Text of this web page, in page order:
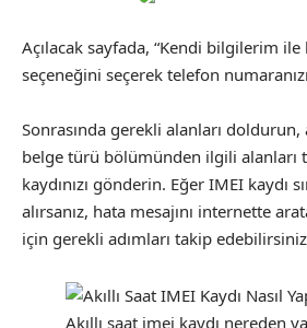
Açılacak sayfada, “Kendi bilgilerim ile
seçeneğini seçerek telefon
Sonrasında gerekli alanları doldurun,
belge türü bölümünden ilgili alanları
kaydınızı gönderin. Eğer IMEI kaydı
alırsanız, hata mesajını internette
için gerekli adımları takip
Akıllı saat imei kaydı nereden